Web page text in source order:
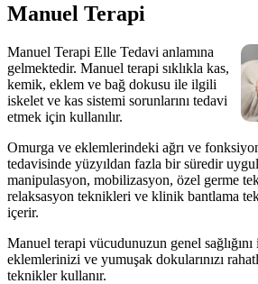
Manuel Terapi
Manuel Terapi Elle Tedavi anlamına
gelmektedir. Manuel terapi sıklıkla kas,
kemik, eklem ve bağ dokusu ile ilgili
iskelet ve kas sistemi sorunlarını tedavi
etmek için kullanılır.
Omurga ve eklemlerindeki ağrı ve
tedavisinde yüzyıldan fazla bir süredir
manipulasyon, mobilizasyon, özel germe
relaksasyon teknikleri ve klinik bantlama
içerir.
Manuel terapi vücudunuzun genel
eklemlerinizi ve yumuşak dokularınızı
teknikler kullanır.